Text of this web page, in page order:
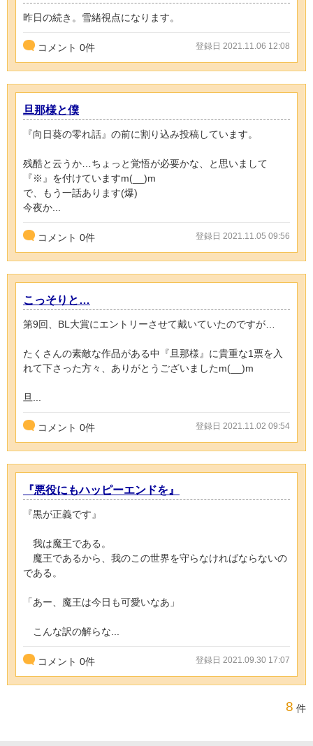
昨日の続き。雪緒視点になります。
コメント 0件 登録日 2021.11.06 12:08
旦那様と僕
『向日葵の零れ話』の前に割り込み投稿しています。
残酷と云うか…ちょっと覚悟が必要かな、と思いまして
『※』を付けていますm(__)m
で、もう一話あります(爆)
今夜か...
コメント 0件 登録日 2021.11.05 09:56
こっそりと…
第9回、BL大賞にエントリーさせて戴いていたのですが…
たくさんの素敵な作品がある中『旦那様』に貴重な1票を入
れて下さった方々、ありがとうございましたm(__)m
旦...
コメント 0件 登録日 2021.11.02 09:54
『悪役にもハッピーエンドを』
『黒が正義です』
我は魔王である。
魔王であるから、我のこの世界を守らなければならないの
である。
「あー、魔王は今日も可愛いなあ」
こんな訳の解らな...
コメント 0件 登録日 2021.09.30 17:07
8 件